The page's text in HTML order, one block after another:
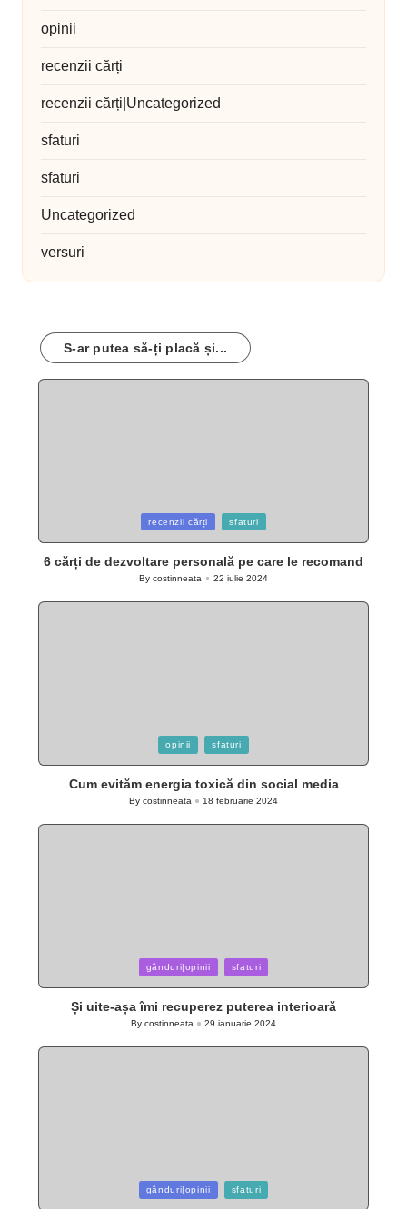
opinii
recenzii cărți
recenzii cărți|Uncategorized
sfaturi
sfaturi
Uncategorized
versuri
S-ar putea să-ți placă și...
in
recenzii cărți sfaturi
6 cărți de dezvoltare personală pe care le recomand
Posted
Bycostinneata 22 iulie 2024
in
opinii sfaturi
Cum evităm energia toxică din social media
Posted
By costinneata 18 februarie 2024
in
gânduri|opinii sfaturi
Și uite-așa îmi recuperez puterea interioară
Posted
By costinneata 29 ianuarie 2024
gânduri|opinii sfaturi